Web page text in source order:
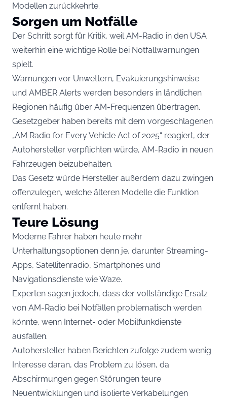
Modellen zurückkehrte.
Sorgen um Notfälle
Der Schritt sorgt für Kritik, weil AM-Radio in den USA
weiterhin eine wichtige Rolle bei Notfallwarnungen
spielt.
Warnungen vor Unwettern, Evakuierungshinweise
und AMBER Alerts werden besonders in ländlichen
Regionen häufig über AM-Frequenzen übertragen.
Gesetzgeber haben bereits mit dem vorgeschlagenen
„AM Radio for Every Vehicle Act of 2025“ reagiert, der
Autohersteller verpflichten würde, AM-Radio in neuen
Fahrzeugen beizubehalten.
Das Gesetz würde Hersteller außerdem dazu zwingen
offenzulegen, welche älteren Modelle die Funktion
entfernt haben.
Teure Lösung
Moderne Fahrer haben heute mehr
Unterhaltungsoptionen denn je, darunter Streaming-
Apps, Satellitenradio, Smartphones und
Navigationsdienste wie Waze.
Experten sagen jedoch, dass der vollständige Ersatz
von AM-Radio bei Notfällen problematisch werden
könnte, wenn Internet- oder Mobilfunkdienste
ausfallen.
Autohersteller haben Berichten zufolge zudem wenig
Interesse daran, das Problem zu lösen, da
Abschirmungen gegen Störungen teure
Neuentwicklungen und isolierte Verkabelungen